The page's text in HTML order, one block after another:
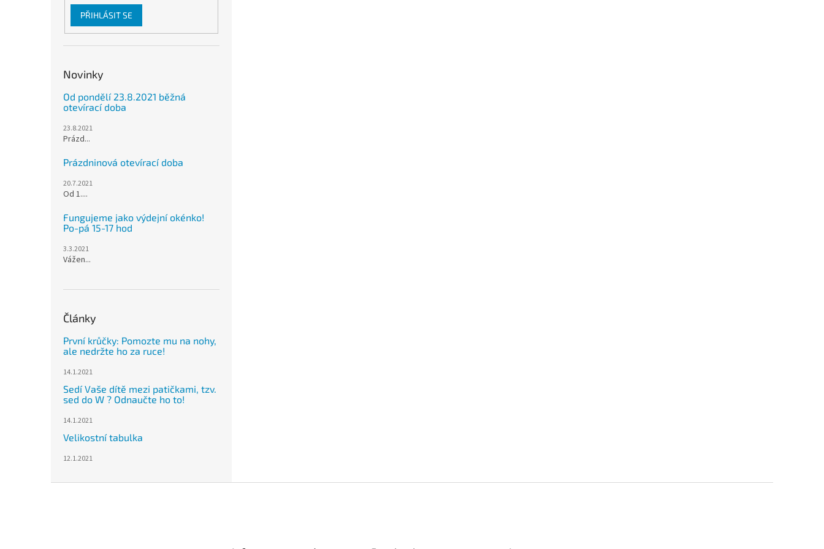
PŘIHLÁSIT SE
Novinky
Od pondělí 23.8.2021 běžná
otevírací doba
23.8.2021
Prázd...
Prázdninová otevírací doba
20.7.2021
Od 1....
Fungujeme jako výdejní okénko!
Po-pá 15-17 hod
3.3.2021
Vážen...
Články
První krůčky: Pomozte mu na nohy,
ale nedržte ho za ruce!
14.1.2021
Sedí Vaše dítě mezi patičkami, tzv.
sed do W ? Odnaučte ho to!
14.1.2021
Velikostní tabulka
12.1.2021